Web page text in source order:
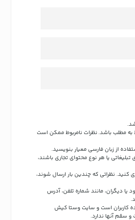
به مطلب باشد. نظرات نامربوط ممکن است
از زبان فارسی معیار بنویسید.
یا هر نوع محتوای تجاری باشند،
کنید. نظراتی که چندین بار ارسال شوند،
دیگران، مانند شماره تلفن، آدرس
کاربران است و سایت وستا کیش
سقم آنها ندارد.